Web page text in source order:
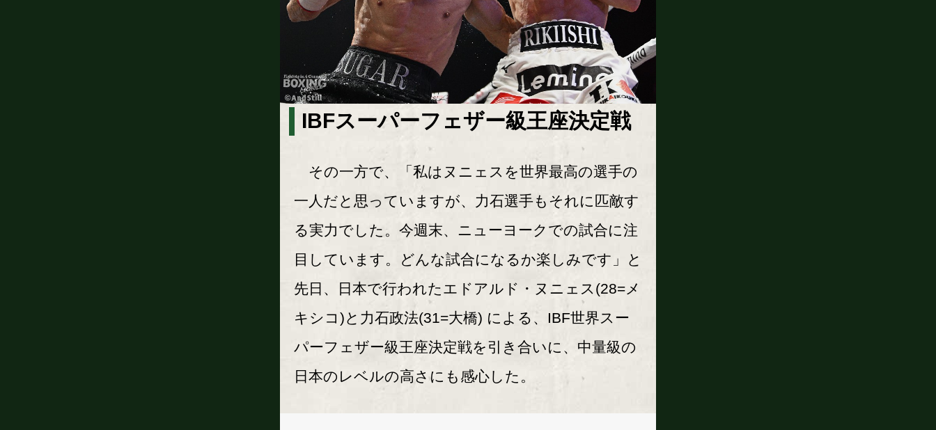
IBFスーパーフェザー級王座決定戦
その一方で、「私はヌニェスを世界最高の選手の
一人だと思っていますが、力石選手もそれに匹敵す
る実力でした。今週末、ニューヨークでの試合に注
目しています。どんな試合になるか楽しみです」と
先日、日本で行われたエドアルド・ヌニェス(28=メ
キシコ)と力石政法(31=大橋) による、IBF世界スー
パーフェザー級王座決定戦を引き合いに、中量級の
日本のレベルの高さにも感心した。